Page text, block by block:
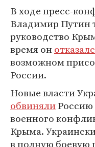
В ходе пресс-
Владимир Путин
руководство
время он
возможном
России.
Новые власти
обвиняли
военного
Крыма.
в полную боевую